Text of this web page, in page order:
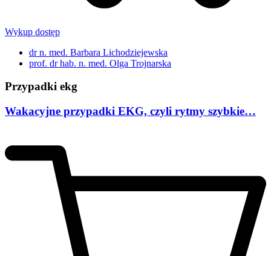
Wykup dostęp
dr n. med. Barbara Lichodziejewska
prof. dr hab. n. med. Olga Trojnarska
Przypadki ekg
Wakacyjne przypadki EKG, czyli rytmy szybkie…